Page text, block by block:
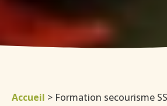
Accueil > Formation secourisme